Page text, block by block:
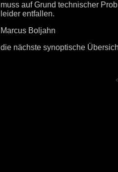
muss auf Grund technischer
leider entfallen.
Marcus Boljahn
die nächste synoptische